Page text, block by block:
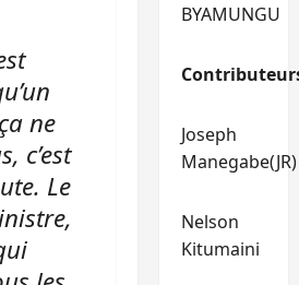
ne
c’est
Le
BYAMUNGU
Joseph
Manegabe(JR)
Nelson
Kitumaini